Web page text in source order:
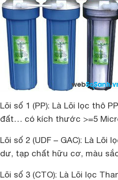
Lõi số 1 (PP): Là Lõi lọc thô
đất… có kích thước >=5
Lõi số 2 (UDF – GAC): Là
dư, tạp chất hữu cơ, màu
Lõi số 3 (CTO): Là Lõi lọc